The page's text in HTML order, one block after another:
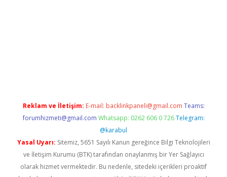
Reklam ve İletişim: E-mail: backlinkpaneli@gmail.com Teams:
forumhizmeti@gmail.com Whatsapp: 0262 606 0 726 Telegram:
@karabul
Yasal Uyarı: Sitemiz, 5651 Sayılı Kanun gereğince Bilgi Teknolojileri
ve İletişim Kurumu (BTK) tarafından onaylanmış bir Yer Sağlayıcı
olarak hizmet vermektedir. Bu nedenle, sitedeki içerikleri proaktif